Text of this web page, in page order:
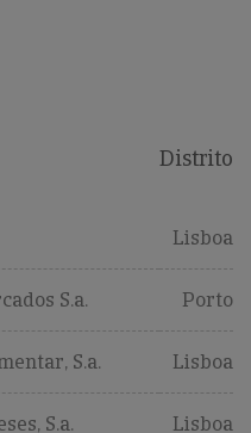
Distrito
Lisboa
S.a. Porto
S.a. Lisboa
S.a. Lisboa